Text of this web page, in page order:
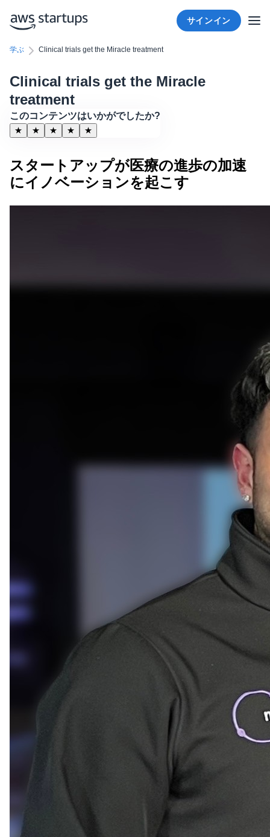
サインイン
学ぶ Clinical trials get the Miracle treatment
Clinical trials get the Miracle
treatment
このコンテンツはいかがでしたか?
★ ★ ★ ★ ★
スタートアップが医療の進歩の加速
にイノベーションを起こす